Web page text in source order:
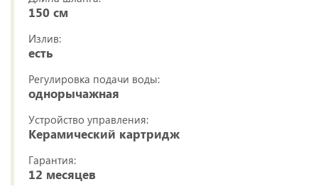
150 см
Излив:
есть
Регулировка подачи воды:
однорычажная
Устройство управления:
Керамический картридж
Гарантия:
12 месяцев